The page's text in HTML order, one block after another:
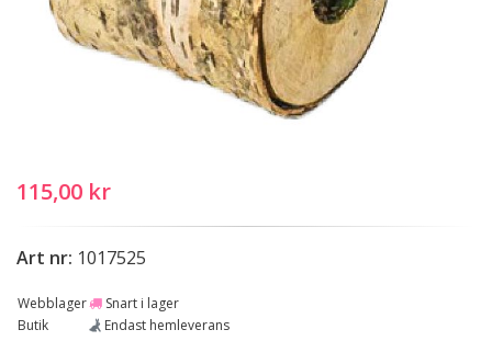
115,00 kr
Art nr: 1017525
Webblager
Snart i lager
Butik
Endast hemleverans